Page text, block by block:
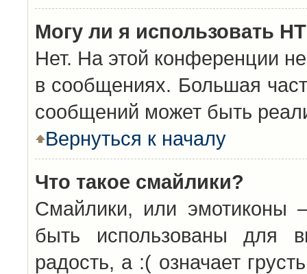
Могу ли я использовать
Нет. На этой конференции
в сообщениях. Большая
сообщений может быть
Вернуться к началу
Что такое смайлики?
Смайлики, или эмотиконы
быть использованы для
радость, а :( означает